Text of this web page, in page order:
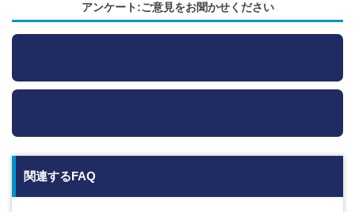
アンケート:ご意見をお聞かせください
関連するFAQ